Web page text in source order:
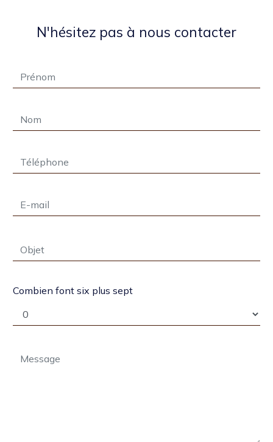
N'hésitez pas à nous contacter
Combien font six plus sept